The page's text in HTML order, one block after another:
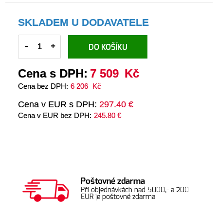
SKLADEM U DODAVATELE
- + DO KOŠÍKU
Cena s DPH: 7 509 Kč
Cena bez DPH: 6 206 Kč
Cena v EUR s DPH: 297.40 €
Cena v EUR bez DPH: 245.80 €
Poštovné zdarma
Při objednávkách nad 5000,- a 200
EUR je poštovné zdarma